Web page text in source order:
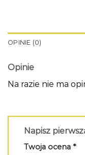
OPINIE (0)
Opinie
Na razie nie ma
Napisz
Twoja ocena *